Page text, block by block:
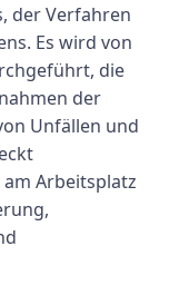
der Verfahren
Es wird von
die
der
Unfällen und
Arbeitsplatz